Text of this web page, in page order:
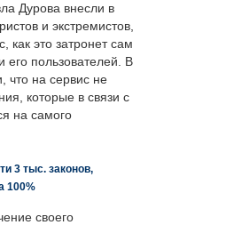
Дурова внесли в
и экстремистов,
как это затронет сам
его пользователей. В
что на сервис не
которые в связи с
на самого
3 тыс. законов,
100%
своего